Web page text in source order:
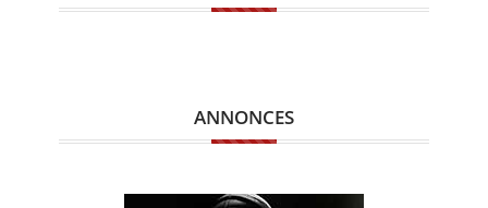
ANNONCES